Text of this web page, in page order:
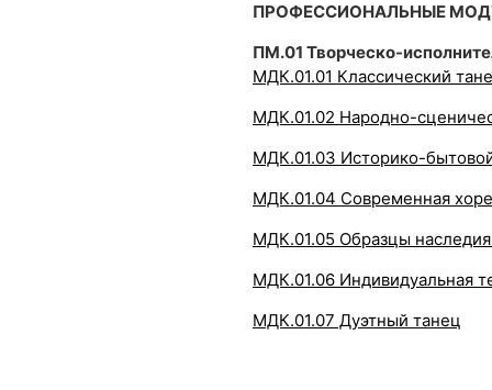
ПРОФЕССИОНАЛЬНЫЕ
ПМ.01 Творческо-
МДК.01.01 Классический
МДК.01.02 Народно-
МДК.01.03 Историко-
МДК.01.04 Современная
МДК.01.05 Образцы
МДК.01.06 Индивидуальная
МДК.01.07 Дуэтный танец